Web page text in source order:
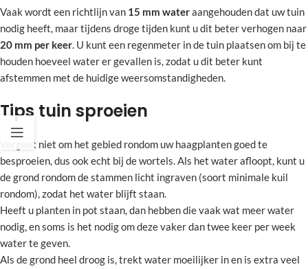
Vaak wordt een richtlijn van 15 mm wateraangehouden dat uw tuin
nodig heeft, maar tijdens droge tijden kunt u dit beter verhogen naar
20 mm per keer. U kunt een regenmeter in de tuin plaatsen om bij te
houden hoeveel water er gevallen is, zodat u dit beter kunt
afstemmen met de huidige weersomstandigheden.
Tips tuin sproeien
Vergeet niet om het gebied rondom uw haagplanten goed te
besproeien, dus ook echt bij de wortels. Als het water afloopt, kunt u
de grond rondom de stammen licht ingraven (soort minimale kuil
rondom), zodat het water blijft staan.
Heeft u planten in pot staan, dan hebben die vaak wat meer water
nodig, en soms is het nodig om deze vaker dan twee keer per week
water te geven.
Als de grond heel droog is, trekt water moeilijker in en is extra veel